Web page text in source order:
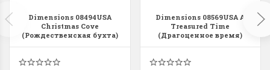
Ларина Евгения
1 апреля 2026 14:55
Красивый
Очень красивый
раритетный
комплектация
Dimensions 08494USA
Christmas Cove
(Рождественская бухта)
Dimensions 08569USA A
Treasured Time
(Драгоценное время)